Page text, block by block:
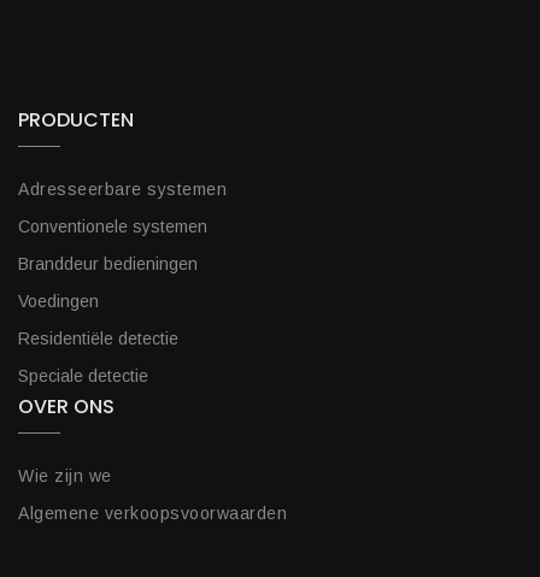
PRODUCTEN
Adresseerbare systemen
Conventionele systemen
Branddeur bedieningen
Voedingen
Residentiële detectie
Speciale detectie
OVER ONS
Wie zijn we
Algemene verkoopsvoorwaarden